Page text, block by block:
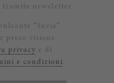
newsletter
“Invia”
preso visione
privacy e di
e condizioni.